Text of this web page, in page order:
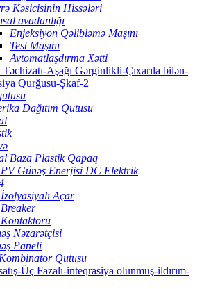
Kəsicisinin Hissələri
avadanlığı
Enjeksiyon Qəlibləmə Maşını
Test Maşını
Avtomatlaşdırma Xətti
Dağıtım Qutusu
Baza Plastik Qapaq
PV Günəş Enerjisi DC Elektrik
Açar
Nəzarətçisi
Paneli
Qutusu